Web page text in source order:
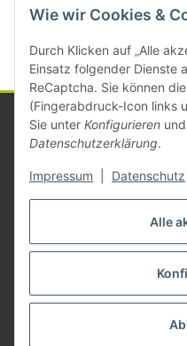
Alle
Wie wir Cookies &
Durch Klicken auf „Alle
Einsatz folgender Dienste
ReCaptcha. Sie können
(Fingerabdruck-Icon links
Sie unter Konfigurieren
Datenschutzerklärung.
Impressum Datenschutz
Kategorien
Gesetzliche Informationen
* Alle Preise zzgl. gesetzlicher